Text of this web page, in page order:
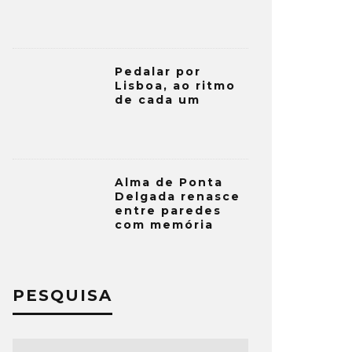
Pedalar por
Lisboa, ao ritmo
de cada um
Alma de Ponta
Delgada renasce
entre paredes
com memória
PESQUISA